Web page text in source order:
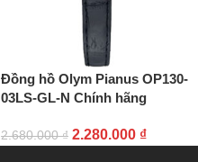
Đồng hồ Olym Pianus OP130-
03LS-GL-N Chính hãng
2.680.000₫ 2.280.000 ₫